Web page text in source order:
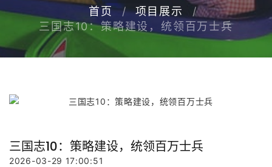
首页
项目展示
三国志10：策略建设，统领百万士兵
三国志10：策略建设，统领百万士兵
2026-03-29 17:00:51